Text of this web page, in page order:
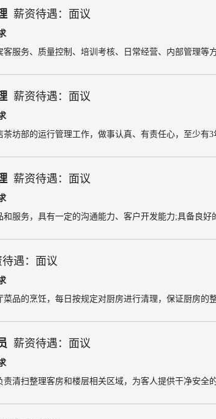
薪资待遇：面议
客服务、质量控制、培训考核、日常经营、内部管理等
薪资待遇：面议
坊部的运行管理工作， 做事认真、有责任心，至少有3
薪资待遇：面议
和服务，具有一定的沟通能力、客户开发能力;具备良
遇：面议
菜品的烹饪，每日按规定对厨房进行清理，保证厨房的整
薪资待遇：面议
责清扫整理客房和楼层相关区域，为客人提供干净安全